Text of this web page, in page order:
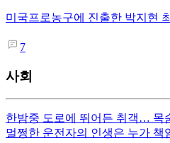
미국프로농구에 진출한 박지현
7
사회
한밤중 도로에 뛰어든 취객… 목
멀쩡한 운전자의 인생은 누가 책